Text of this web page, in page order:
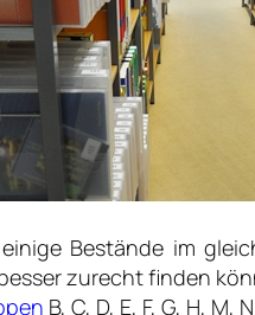
Bestände im
zurecht finden
B, C, D, E, F, G, H, M,